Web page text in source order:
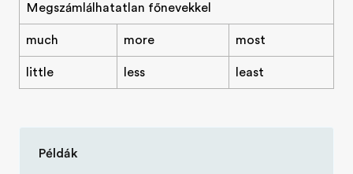
Megszámlálhatatlan főnevekkel
much more most
little less least
Példák